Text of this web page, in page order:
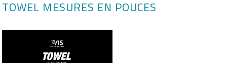
TOWEL MESURES EN POUCES